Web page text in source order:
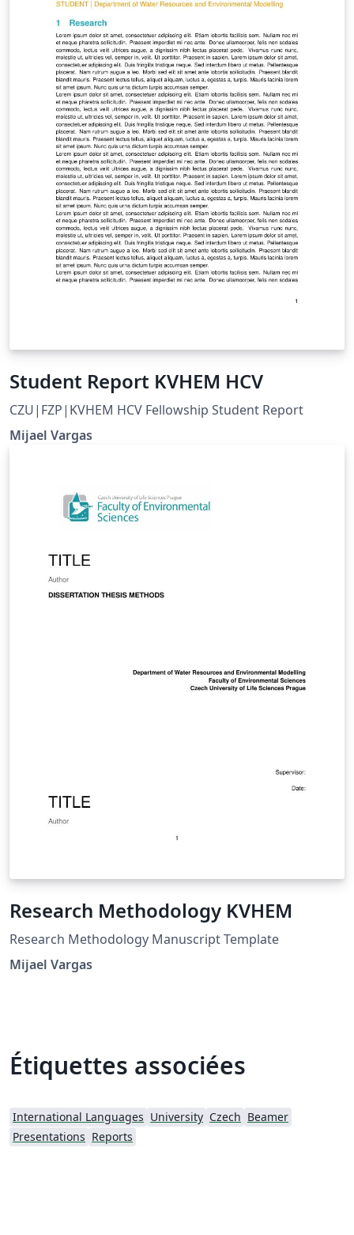
Student Report KVHEM HCV
CZU|FZP|KVHEM HCV Fellowship Student Report
Mijael Vargas
Research Methodology KVHEM
Research Methodology Manuscript Template
Mijael Vargas
Étiquettes associées
International Languages University Czech Beamer
Presentations Reports